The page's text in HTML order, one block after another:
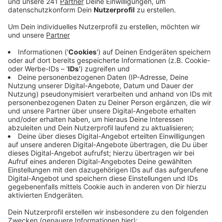
Wetterstationen in Kall-Sistig und Weilerswist-
Lommersum.
Veröffentlicht:Mittwoch, 13.04.2022 05:52
Anzeige
So eine Lücke zu haben sei aber nicht gut. Nach
eigener Aussage hätte er diese auch schon früher
geschlossen, ihm war die fehlende Wetterstation aber
erst nach der Flutkatastrophe aufgefallen. Die neue
Wetterstation misst unter anderem Temperatur,
Niederschlag und Luftdruck. Im Mai soll auch der Wind
gemessen werden. Das Ganze ist nicht nur für
Meteorologen oder Landwirte wichtig. Es würden auch
Versicherungen auf die Daten zurückgreifen. Dies
Sturmschäden gemeldet werden.